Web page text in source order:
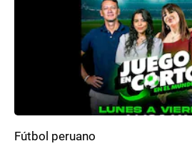
Fútbol peruano